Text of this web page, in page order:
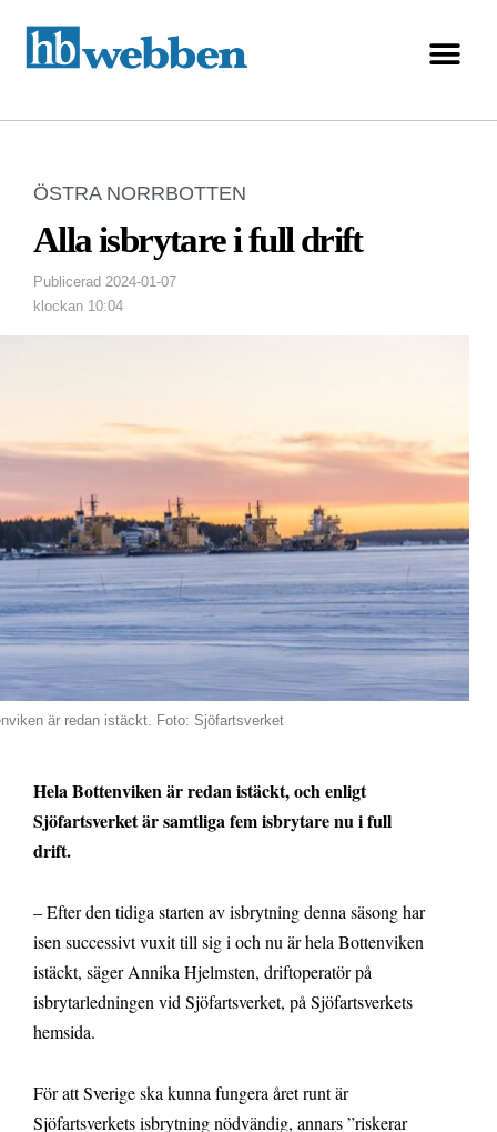
ÖSTRA NORRBOTTEN
Alla isbrytare i full drift
Publicerad 2024-01-07
klockan 10:04
är redan istäckt. Foto: Sjöfartsverket
Hela Bottenviken är redan istäckt, och enligt
Sjöfartsverket är samtliga fem isbrytare nu i full
drift.
– Efter den tidiga starten av isbrytning denna säsong har
isen successivt vuxit till sig i och nu är hela Bottenviken
istäckt, säger Annika Hjelmsten, driftoperatör på
isbrytarledningen vid Sjöfartsverket, på Sjöfartsverkets
hemsida.
För att Sverige ska kunna fungera året runt är
Sjöfartsverkets isbrytning nödvändig, annars ”riskerar